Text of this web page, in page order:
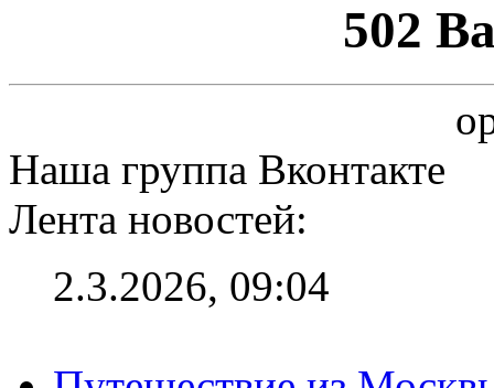
502
Наша группа Вконтакте
Лента новостей:
2.3.2026, 09:04